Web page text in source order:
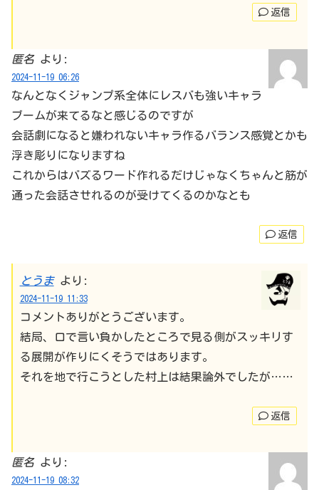
返信
匿名 より:
2024-11-19 06:26
なんとなくジャンプ系全体にレスバも強いキャラ
ブームが来てるなと感じるのですが
会話劇になると嫌われないキャラ作るバランス感覚とかも
浮き彫りになりますね
これからはバズるワード作れるだけじゃなくちゃんと筋が
通った会話させれるのが受けてくるのかなとも
返信
とうま より:
2024-11-19 11:33
コメントありがとうございます。
結局、口で言い負かしたところで見る側がスッキリす
る展開が作りにくそうではあります。
それを地で行こうとした村上は結果論外でしたが……
返信
匿名 より:
2024-11-19 08:32